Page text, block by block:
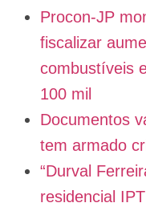
Procon-JP
fiscalizar
combustíveis
100 mil
Documentos
tem armado
“Durval
residencial